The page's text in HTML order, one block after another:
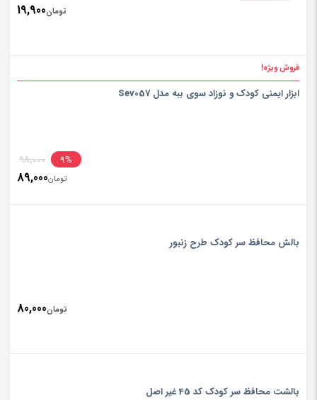
تومان19,900
فروش ویژه!
ابزار ایمنی کودک و نوزاد سوی ببه مدل Sev057
9%
98,000
تومان89,000
بالش محافظ سر کودک طرح زنبور
تومان80,000
بالشت محافظ سر کودک کد 45 غیر اصل